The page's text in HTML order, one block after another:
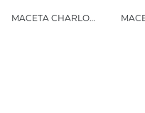
MACETA CHARLOTTE GRANDE